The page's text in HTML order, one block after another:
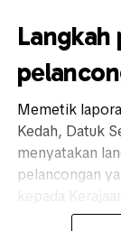
Memetik
Kedah, Datuk
menyatakan
pelancongan